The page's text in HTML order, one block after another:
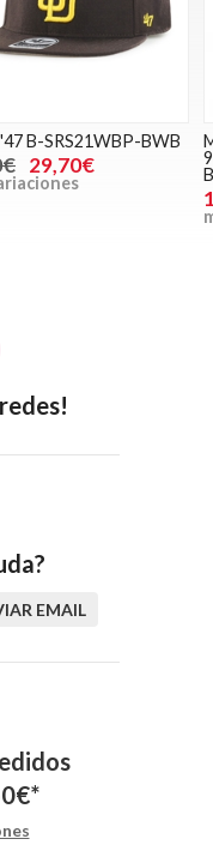
Sprayground
FFF In Paris
EMAIL
€*